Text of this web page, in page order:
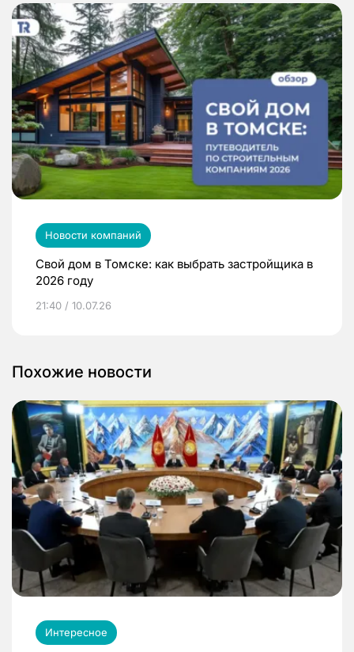
Новости компаний
Свой дом в Томске: как выбрать застройщика в
2026 году
21:40 / 10.07.26
Похожие новости
Интересное